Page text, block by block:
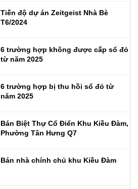
Tiến độ dự án Zeitgeist Nhà Bè
T6/2024
6 trường hợp không được cấp sổ đỏ
từ năm 2025
6 trường hợp bị thu hồi sổ đỏ từ
năm 2025
Bán Biệt Thự Cổ Điển Khu Kiều Đàm,
Phường Tân Hưng Q7
Bán nhà chính chủ khu Kiều Đàm